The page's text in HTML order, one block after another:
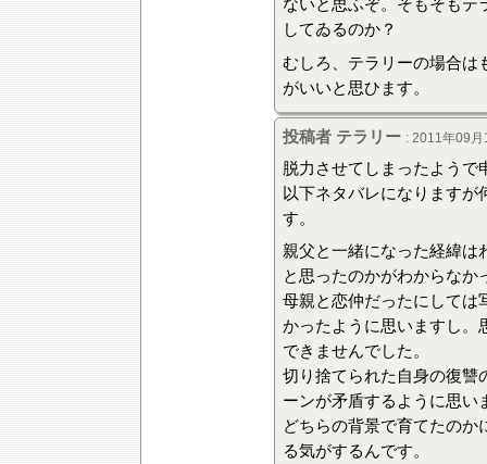
ないと思ふぞ。そもそもテ
してゐるのか？
むしろ、テラリーの場合は
がいいと思ひます。
投稿者 テラリー : 2011年09
脱力させてしまったようで
以下ネタバレになります
す。
親父と一緒になった経緯は
と思ったのかがわからなか
母親と恋仲だったにしては
かったように思いますし。
できませんでした。
切り捨てられた自身の復讐
ーンが矛盾するように思い
どちらの背景で育てたの
る気がするんです。